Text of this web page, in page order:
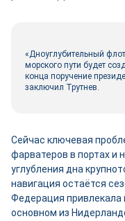
«Дноуглубительный
морского пути будет
конца поручение
заключил Трутнев.
Сейчас ключевая
фарватеров в портах и
углубления дна
навигация остаётся
Федерация привлекала
основном из